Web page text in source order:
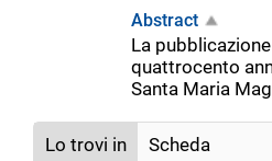
Abstract
La
quattrocento
Santa Maria
Lo trovi in Scheda